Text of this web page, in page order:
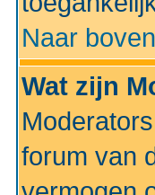
Naar boven
Wat zijn
forum van